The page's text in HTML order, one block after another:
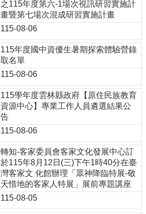
之115年度第六-1場次視訊研習實施計
畫暨第七場次混成研習實施計畫
115-08-06
115年度國中資優生暑期探索體驗營錄
取名單
115-08-06
115學年度雲林縣政府【原住民族教育
資源中心】專業工作人員遴選結果公
告
115-08-06
轉知-客家委員會客家文化發展中心訂
於115年8月12日(三)下午1時40分在臺
灣客家文 化館辦理「眾神降臨特展-敬
天惜地的客家人特展」展前專題講座
115-08-05